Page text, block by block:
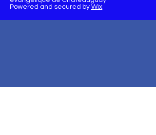
Powered and secured by Wix